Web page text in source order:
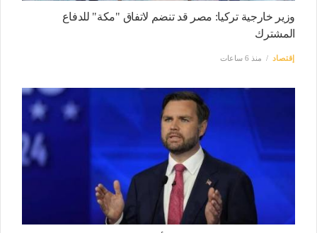
وزير خارجية تركيا: مصر قد تنضم لاتفاق "مكة" للدفاع
المشترك
إقتصاد منذ 6 ساعات